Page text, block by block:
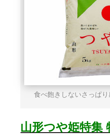
食べ飽きしないさっぱり
山形つや姫特集